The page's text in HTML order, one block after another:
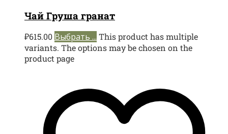
Чай Груша гранат
₽615.00 Выбрать ... This product has multiple
variants. The options may be chosen on the
product page